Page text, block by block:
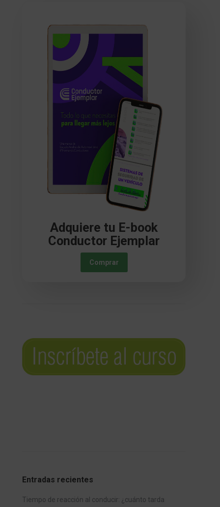
Adquiere tu E-book
Conductor Ejemplar
Comprar
Entradas recientes
Tiempo de reacción al conducir: ¿cuánto tarda